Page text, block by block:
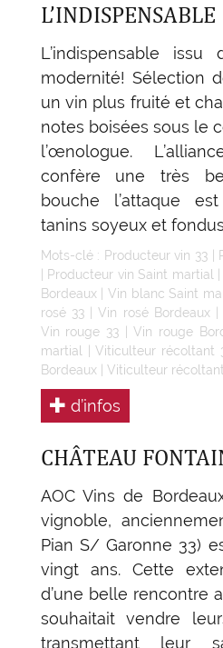
L’INDISPENSABLE
L’indispensable issu
modernité! Sélection
un vin plus fruité et
notes boisées sous le
l’œnologue.
confère une très
bouche l’attaque
tanins soyeux et
Mots-clé : Producteur vin 33
Producteur vin Saint martial|
Bordeaux|Vin blanc Saint
rosé 33 |Vin rosé Bordeaux
Vin rouge 33 |Vin rouge
martial|Viticulteur récoltant
Bordeaux| Viticulteur
d’infos
CHÂTEAU
AOC Vins de
vignoble,
Pian S/ Garonne 33)
vingt ans. Cette
d’une belle rencontre
souhaitait vendre
transmettant leur